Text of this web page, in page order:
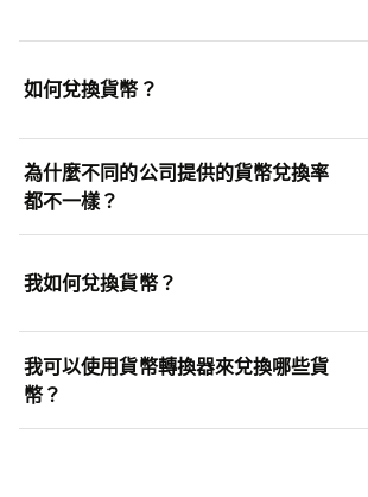
如何兌換貨幣？
為什麼不同的公司提供的貨幣兌換率
都不一樣？
我如何兌換貨幣？
我可以使用貨幣轉換器來兌換哪些貨
幣？